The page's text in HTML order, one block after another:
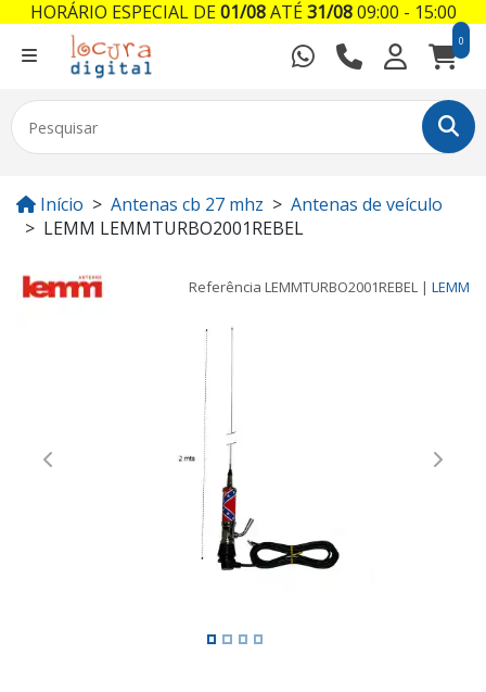
0
Início Antenas cb 27 mhz
Antenas de veículo
LEMM LEMMTURBO2001REBEL
Referência LEMMTURBO2001REBEL | LEMM
Previous Next
HORÁRIO ESPECIAL DE01/08ATÉ31/0809:00 - 15:00